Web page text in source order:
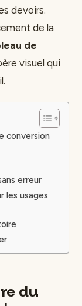
devoirs.
de la
de
visuel qui
conversion
erreur
les usages
du